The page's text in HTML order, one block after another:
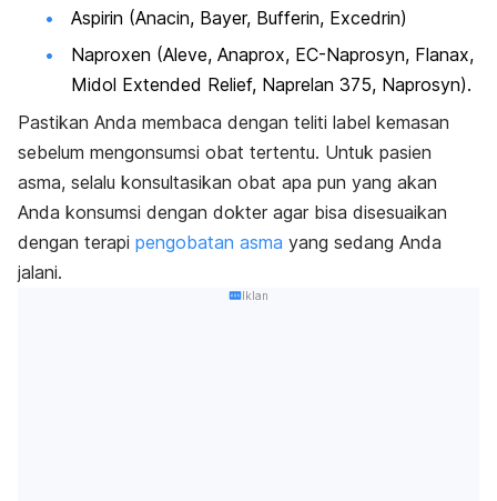
Aspirin (Anacin, Bayer, Bufferin, Excedrin)
Naproxen (Aleve, Anaprox, EC-Naprosyn, Flanax,
Midol Extended Relief, Naprelan 375, Naprosyn).
Pastikan Anda membaca dengan teliti label kemasan
sebelum mengonsumsi obat tertentu. Untuk pasien
asma, selalu konsultasikan obat apa pun yang akan
Anda konsumsi dengan dokter agar bisa disesuaikan
dengan terapi pengobatan asma yang sedang Anda
jalani.
Iklan